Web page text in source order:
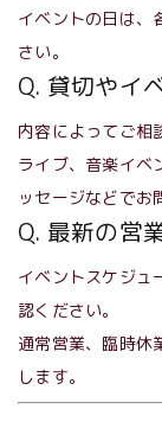
イベントの日は、
さい。
Q. 貸切やイ
内容によってご相
ライブ、音楽イベ
ッセージなどでお
Q. 最新の営
イベントスケジュ
認ください。
通常営業、臨時休
します。